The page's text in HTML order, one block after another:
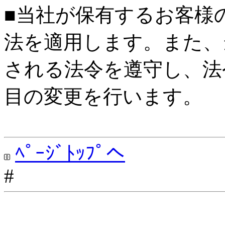
■当社が保有するお客様
法を適用します。また
される法令を遵守し、
目の変更を行います。
ﾍﾟｰｼﾞﾄｯﾌﾟへ
#